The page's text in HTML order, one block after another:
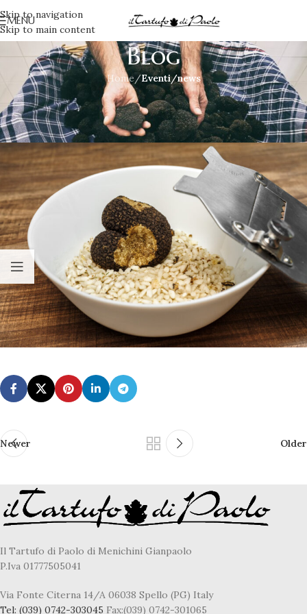
Skip to navigation
Skip to main content
MENU
Blog
Home/Eventi/news
EVENTI/NEWS , PRIMI ,RICETTE
TartufiAmo!
IreneOn Marzo 10, 2022
Newer Older
Il Tartufo di Paolo di Menichini Gianpaolo
P.Iva 01777505041
Via Fonte Citerna 14/A 06038 Spello (PG) Italy
Tel: (039) 0742-303045 Fax:(039) 0742-301065